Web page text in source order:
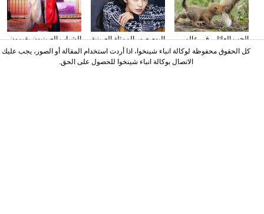
الشباب الصينيون يقيمون
حفل الزفاف وفقا لطريقة
"أسرة هان"
البوم صور الممثلة الصينية
ياو تشن على مجلة
الحب العائلي في عالم
الحيوان
كل الحقوق محفوظة لوكالة انباء شينخوا، اذا أردت استخدام المقالة أو الصور، يجب عليك
الاتصال بوكالة انباء شينخوا للحصول على الحق.